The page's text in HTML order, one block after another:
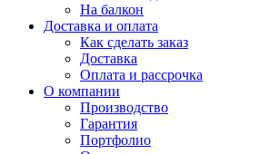
На балкон
Доставка и оплата
Как сделать заказ
Доставка
Оплата и рассрочка
О компании
Производство
Гарантия
Портфолио